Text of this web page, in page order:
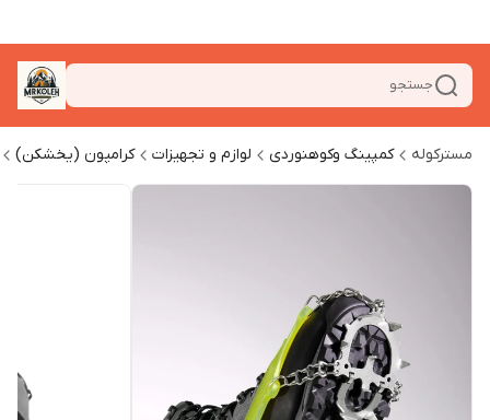
جستجو
مسترکوله کمپینگ وکوهنوردی لوازم و تجهیزات کرامپون (یخشکن)